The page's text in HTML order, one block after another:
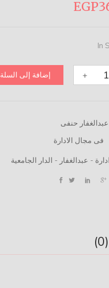
EGP
In
+ إضافة إلى السلة
عبدالغفار حنفى
فى مجال الادارة
- عبدالغفار - الدار الجامعية